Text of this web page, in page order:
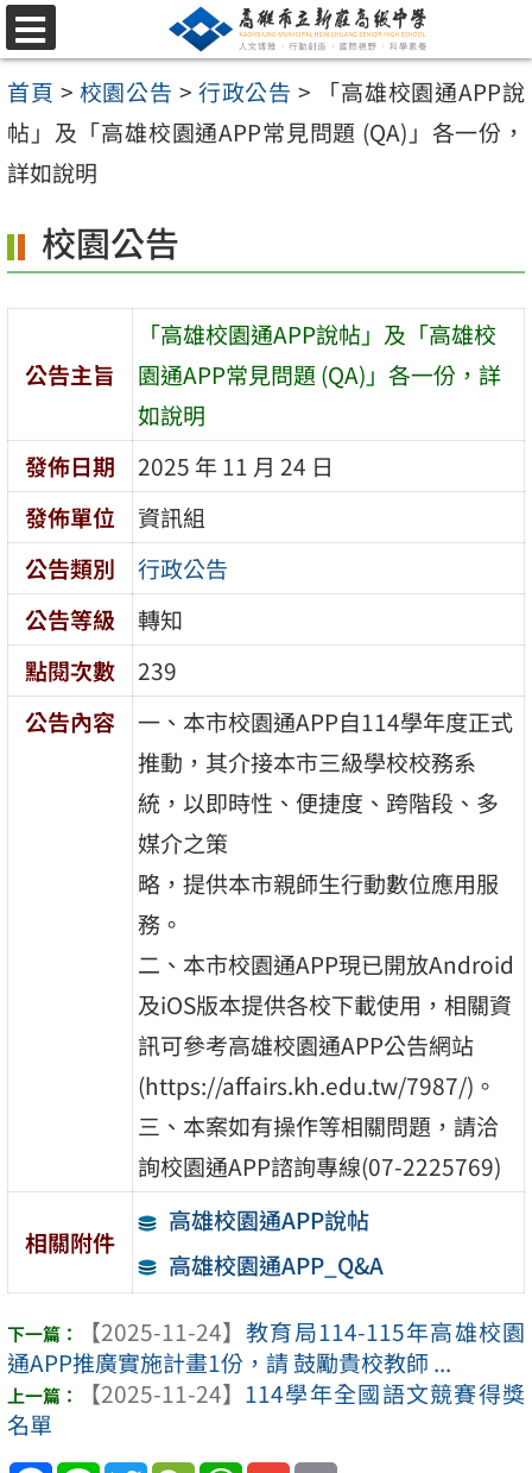
跳
至
主
要
內
區
選
單
首頁 > 校園公告 > 行政公告 >
「高雄校園通APP說
帖」及「高雄校園通APP常見問題 (QA)」各一份，
詳如說明
校園公告
公告主旨
「高雄校園通APP說帖」及「高雄校
園通APP常見問題 (QA)」各一份，詳
如說明
發佈日期
2025 年 11 月 24 日
發佈單位
資訊組
公告類別
行政公告
公告等級
轉知
點閱次數
239
公告內容
一、本市校園通APP自114學年度正式
推動，其介接本市三級學校校務系
統，以即時性、便捷度、跨階段、多
媒介之策
略，提供本市親師生行動數位應用服
務。
二、本市校園通APP現已開放Android
及iOS版本提供各校下載使用，相關資
訊可參考高雄校園通APP公告網站
(https://affairs.kh.edu.tw/7987/)。
三、本案如有操作等相關問題，請洽
詢校園通APP諮詢專線(07-2225769)
相關附件
高雄校園通APP說帖
高雄校園通APP_Q&A
【2025-11-24】 教育局114-115年高雄校園
通APP推廣實施計畫1份，請 鼓勵貴校教師 ...
【2025-11-24】 114學年全國語文競賽得獎
名單